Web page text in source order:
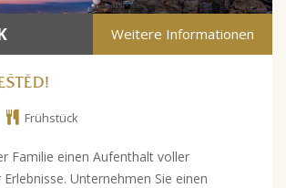
Weitere Informationen
Frühstück
Familie einen Aufenthalt voller
Unternehmen Sie einen